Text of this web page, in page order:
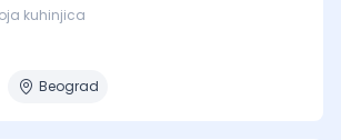
kuhinjica
Beograd